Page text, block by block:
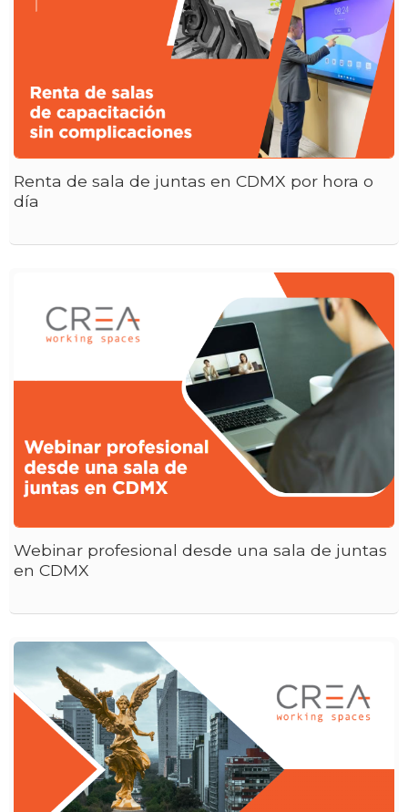
Renta de sala de juntas en CDMX por hora o
día
Webinar profesional desde una sala de juntas
en CDMX